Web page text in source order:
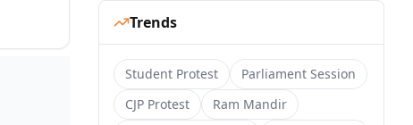
Trends
Student Protest
Parliament Session
CJP Protest
Ram Mandir